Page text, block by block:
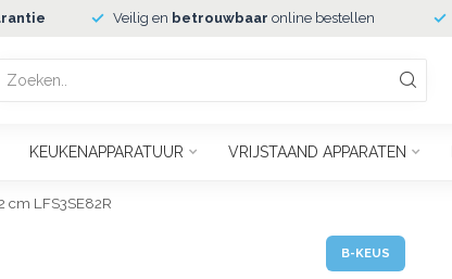
Veilig en betrouwbaar online bestellen
KEUKENAPPARATUUR VRIJSTAAND APPARATEN
cm LFS3SE82R
B-KEUS